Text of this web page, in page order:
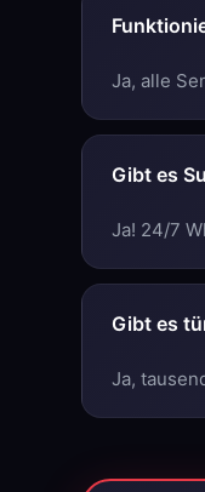
Ja, alle
Gibt es
Ja! 24/7
Gibt es
Ja,